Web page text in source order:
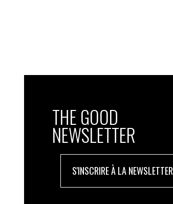
THE GOOD
NEWSLETTER
S'INSCRIRE À LA NEWSLETTER